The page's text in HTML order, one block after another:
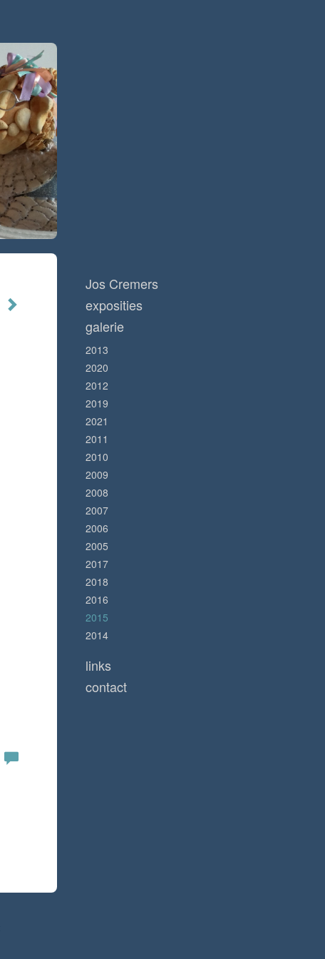
Jos Cremers
exposities
galerie
2013
2020
2012
2019
2021
2011
2010
2009
2008
2007
2006
2005
2017
2018
2016
2015
2014
links
contact